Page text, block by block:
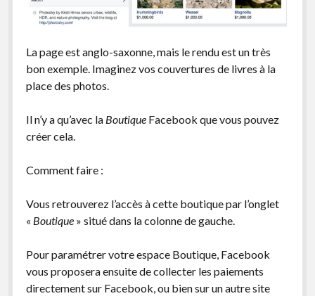
La page est anglo-saxonne, mais le rendu est un très
bon exemple. Imaginez vos couvertures de livres à la
place des photos.
Il n’y a qu’avec la Boutique Facebook que vous pouvez
créer cela.
Comment faire :
Vous retrouverez l’accès à cette boutique par l’onglet
« Boutique» situé dans la colonne de gauche.
Pour paramétrer votre espace Boutique, Facebook
vous proposera ensuite de collecter les paiements
directement sur Facebook, ou bien sur un autre site